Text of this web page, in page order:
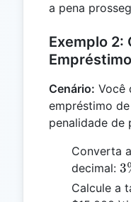
a pena
Exemplo 2:
Cenário: Você
empréstimo
penalidade de
Converta
decimal:
÷
Calcule a